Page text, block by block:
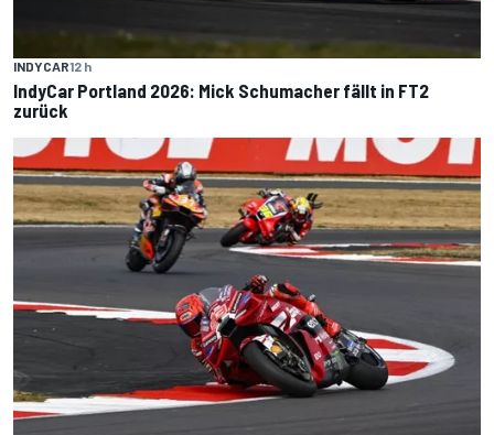
INDYCAR12 h
IndyCar Portland 2026: Mick Schumacher fällt in FT2
zurück